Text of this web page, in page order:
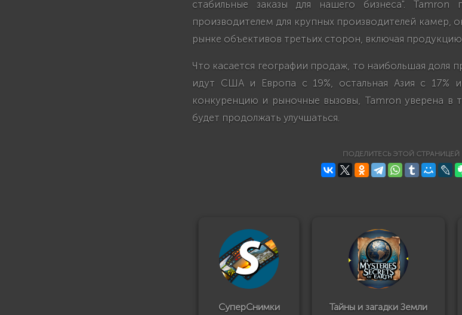
стабильные заказы для нашего бизнеса". Tamron
производителем для крупных производителей камер,
рынке объективов третьих сторон, включая продукцию
Что касается географии продаж, то наибольшая доля
идут США и Европа с 19%, остальная Азия с 17%
конкуренцию и рыночные вызовы, Tamron уверена в
будет продолжать улучшаться.
ПОДЕЛИТЕСЬ ЭТОЙ СТРАНИЦЕЙ
СуперСнимки Тайны и загадки Земли